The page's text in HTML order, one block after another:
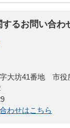
るお問い合わ
大坊41番地 市役
わせはこちら